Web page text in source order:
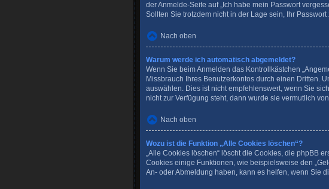
der Anmelde-Seite auf „Ich habe mein Passwort
Sollten Sie trotzdem nicht in der Lage sein, Ihr
Nach oben
Warum werde ich automatisch abgemeldet?
Wenn Sie beim Anmelden das Kontrollkästchen
Missbrauch Ihres Benutzerkontos durch einen Dritten.
auswählen. Dies ist nicht empfehlenswert, wenn Sie
nicht zur Verfügung steht, dann wurde sie vermutlich
Nach oben
Wozu ist die Funktion „Alle Cookies löschen“?
„Alle Cookies löschen“ löscht die Cookies, die phpBB
Cookies einige Funktionen, wie beispielsweise den
An- oder Abmeldung haben, kann es helfen, wenn Sie